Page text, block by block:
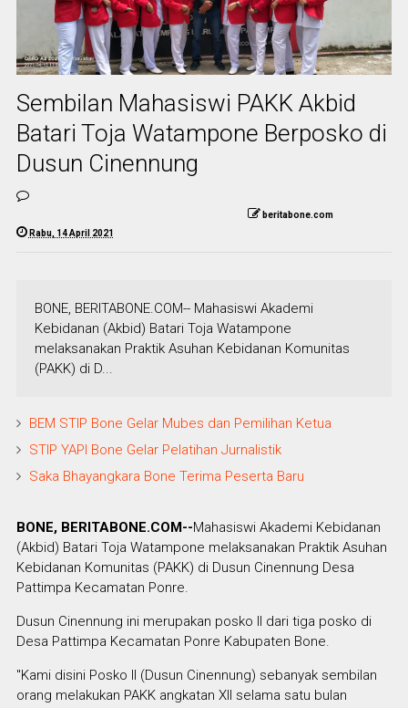
Sembilan Mahasiswi PAKK Akbid
Batari Toja Watampone Berposko di
Dusun Cinennung
beritabone.com
Rabu, 14 April 2021
BONE, BERITABONE.COM-- Mahasiswi Akademi
Kebidanan (Akbid) Batari Toja Watampone
melaksanakan Praktik Asuhan Kebidanan Komunitas
(PAKK) di D...
BEM STIP Bone Gelar Mubes dan Pemilihan Ketua
STIP YAPI Bone Gelar Pelatihan Jurnalistik
Saka Bhayangkara Bone Terima Peserta Baru
BONE, BERITABONE.COM--Mahasiswi Akademi Kebidanan
(Akbid) Batari Toja Watampone melaksanakan Praktik Asuhan
Kebidanan Komunitas (PAKK) di Dusun Cinennung Desa
Pattimpa Kecamatan Ponre.
Dusun Cinennung ini merupakan posko II dari tiga posko di
Desa Pattimpa Kecamatan Ponre Kabupaten Bone.
"Kami disini Posko II (Dusun Cinennung) sebanyak sembilan
orang melakukan PAKK angkatan XII selama satu bulan